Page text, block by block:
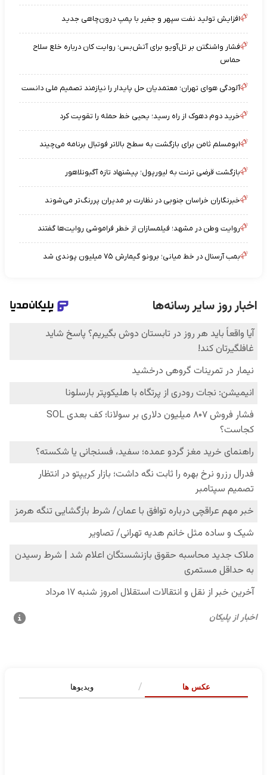
افزایش تولید نفت سپهر و جفیر با پمپ درون‌چاهی جدید
فشار واشنگتن بر تل‌آویو برای آتش‌بس؛ روایت کان درباره خلع سلاح
حماس
آلودگی هوای تهران؛ معتمدیان حل پایدار را نیازمند تصمیم ملی دانست
خرید دوم دهوک از راه رسید؛ یحیی خط حمله را تقویت کرد
ابومسلم ثامن برای بازگشت به سطح بالاتر فوتبال برنامه می‌چیند
بازگشت قرضی ترنت به لیورپول؛ پیشنهاد تازه آگبونلاهور
خبرنگاران خراسان جنوبی در نظارت بر مدیران پررنگ‌تر می‌شوند
روایت وطن در مشهد؛ فیلمسازان از خطر فراموشی روایت‌ها گفتند
بمب آرسنال در خط میانی؛ برونو گیمارش ۷۵ میلیون پوندی شد
عکس ها ویدیوها